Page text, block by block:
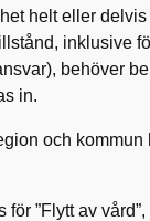
helt eller delvis
inklusive
behöver
in.
och kommun
”Flytt av vård”,